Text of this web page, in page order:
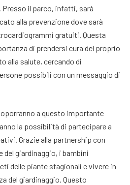
il parco, infatti, sarà
alla prevenzione dove sarà
gratuiti. Questa
di prendersi cura del proprio
alla salute, cercando di
possibili con un messaggio di
a questo importante
la possibilità di partecipare a
Grazie alla partnership con
del giardinaggio, i bambini
delle piante stagionali e vivere in
del giardinaggio. Questo